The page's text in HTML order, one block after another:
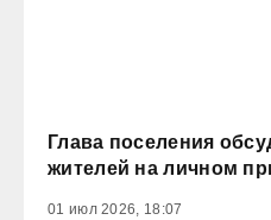
Глава поселения
жителей на личном
01 июл 2026, 18:07